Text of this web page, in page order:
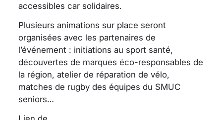
accessibles car solidaires.
Plusieurs animations sur place seront
organisées avec les partenaires de
l’événement : initiations au sport santé,
découvertes de marques éco-responsables de
la région, atelier de réparation de vélo,
matches de rugby des équipes du SMUC
seniors…